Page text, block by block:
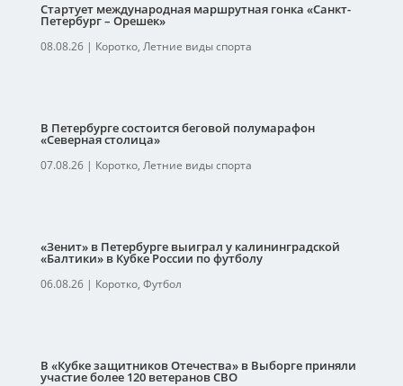
Стартует международная маршрутная гонка «Санкт-
Петербург – Орешек»
08.08.26| Коротко, Летние виды спорта
В Петербурге состоится беговой полумарафон
«Северная столица»
07.08.26| Коротко, Летние виды спорта
«Зенит» в Петербурге выиграл у калининградской
«Балтики» в Кубке России по футболу
06.08.26| Коротко, Футбол
В «Кубке защитников Отечества» в Выборге приняли
участие более 120 ветеранов СВО